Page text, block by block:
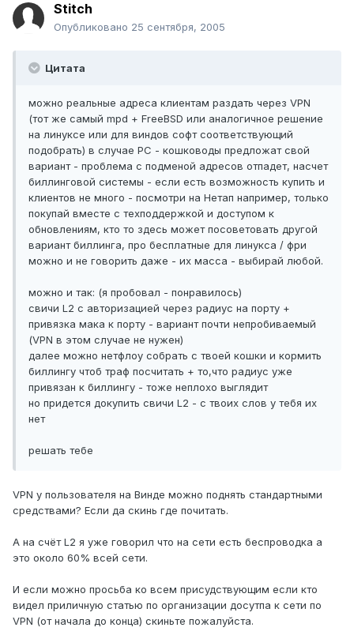
Stitch
Опубликовано 25 сентября, 2005
Цитата
можно реальные адреса клиентам раздать через VPN
(тот же самый mpd + FreeBSD или аналогичное решение
на линуксе или для виндов софт соответствующий
подобрать) в случае PC - кошководы предложат свой
вариант - проблема с подменой адресов отпадет, насчет
биллинговой системы - если есть возможность купить и
клиентов не много - посмотри на Нетап например, только
покупай вместе с техподдержкой и доступом к
обновлениям, кто то здесь может посоветовать другой
вариант биллинга, про бесплатные для линукса / фри
можно и не говорить даже - их масса - выбирай любой.
можно и так: (я пробовал - понравилось)
свичи L2 с авторизацией через радиус на порту +
привязка мака к порту - вариант почти непробиваемый
(VPN в этом случае не нужен)
далее можно нетфлоу собрать с твоей кошки и кормить
биллингу чтоб траф посчитать + то,что радиус уже
привязан к биллингу - тоже неплохо выглядит
но придется докупить свичи L2 - c твоих слов у тебя их
нет
решать тебе
VPN у пользователя на Винде можно поднять стандартными
средствами? Если да скинь где почитать.
А на счёт L2 я уже говорил что на сети есть беспроводка а
это около 60% всей сети.
И если можно просьба ко всем присудствующим если кто
видел приличную статью по организации досутпа к сети по
VPN (от начала до конца) скиньте пожалуйста.